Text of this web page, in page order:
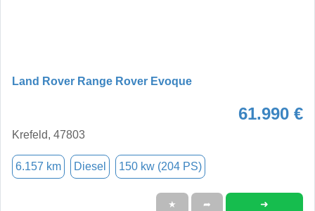
Land Rover Range Rover Evoque
61.990 €
Krefeld, 47803
6.157 km Diesel 150 kw (204 PS)
★ ➦ ➜